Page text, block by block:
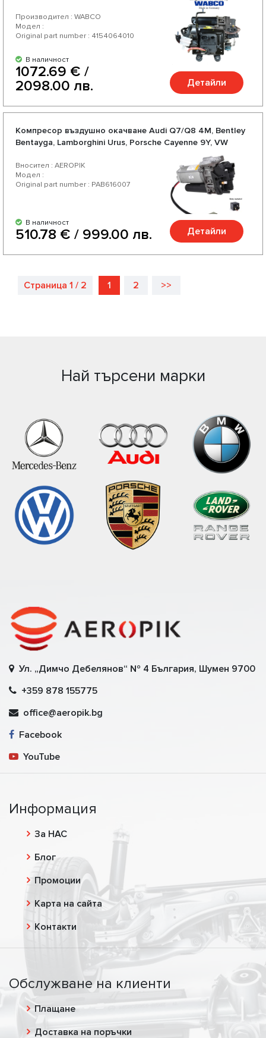
Производител : WABCO
Модел :
Original part number : 4154064010
В наличност
1072.69 € /
2098.00 лв.
Детайли
Компресор въздушно окачване Audi Q7/Q8 4M, Bentley
Bentayga, Lamborghini Urus, Porsche Cayenne 9Y, VW
Вносител : AEROPIK
Модел :
Original part number : PAB616007
В наличност
510.78 € / 999.00 лв. Детайли
Страница 1 / 2 1 2 >>
Най търсени марки
Ул. „Димчо Дебелянов“ № 4 България, Шумен 9700
+359 878 155775
office@aeropik.bg
Facebook
YouTube
Информация
За НАС
Блог
Промоции
Карта на сайта
Контакти
Обслужване на клиенти
Плащане
Доставка на поръчки